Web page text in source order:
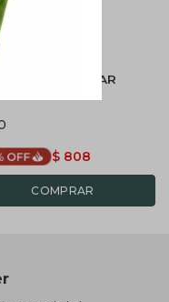
DE COLGAR
$ 808